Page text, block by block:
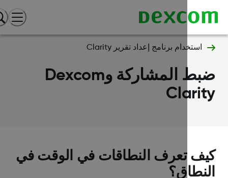
استخدام برنامج إعداد تقرير Clarity
ضبط المشاركة وDexcom
تعرف النطاقات في الوقت في